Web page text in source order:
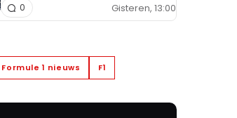
Gisteren, 13:00
0
Formule 1 nieuws F1